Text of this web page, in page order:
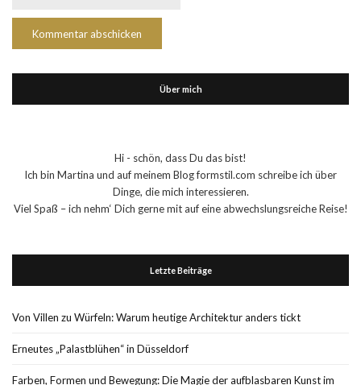
Über mich
Hi - schön, dass Du das bist!
Ich bin Martina und auf meinem Blog formstil.com schreibe ich über
Dinge, die mich interessieren.
Viel Spaß – ich nehm‘ Dich gerne mit auf eine abwechslungsreiche Reise!
Letzte Beiträge
Von Villen zu Würfeln: Warum heutige Architektur anders tickt
Erneutes „Palastblühen“ in Düsseldorf
Farben, Formen und Bewegung: Die Magie der aufblasbaren Kunst im